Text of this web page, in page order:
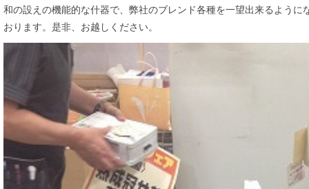
和の設えの機能的な什器で、弊社のブレンド各種を一望出来るよう
おります。是非、お越しください。